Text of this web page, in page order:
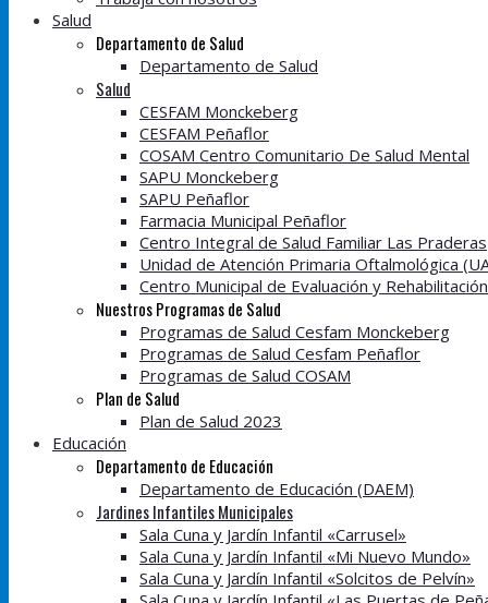
Salud
Departamento de Salud
Departamento de Salud
Salud
CESFAM Monckeberg
CESFAM Peñaflor
COSAM Centro Comunitario De Salud Mental
SAPU Monckeberg
SAPU Peñaflor
Farmacia Municipal Peñaflor
Centro Integral de Salud Familiar Las Praderas
Unidad de Atención Primaria Oftalmológica
Centro Municipal de Evaluación y
Nuestros Programas de Salud
Programas de Salud Cesfam Monckeberg
Programas de Salud Cesfam Peñaflor
Programas de Salud COSAM
Plan de Salud
Plan de Salud 2023
Educación
Departamento de Educación
Departamento de Educación (DAEM)
Jardines Infantiles Municipales
Sala Cuna y Jardín Infantil «Carrusel»
Sala Cuna y Jardín Infantil «Mi Nuevo Mundo»
Sala Cuna y Jardín Infantil «Solcitos de Pelvín»